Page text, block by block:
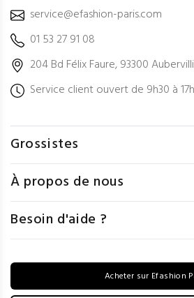
service@efashion-paris.com
01 53 27 91 08
204 Bd Félix Faure, 93300
Service client ouvert de 9h30 à
Grossistes
À propos de nous
Besoin d'aide ?
Acheter sur Efashion